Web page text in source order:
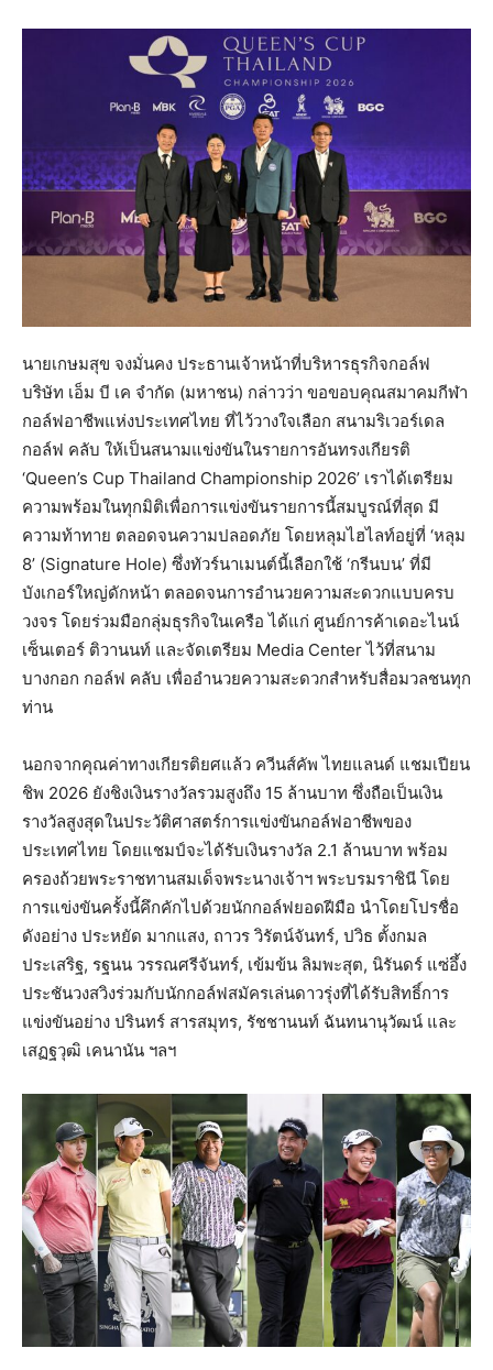
นายเกษมสุข จงมั่นคง ประธานเจ้าหน้าที่บริหารธุรกิจกอล์ฟ
บริษัท เอ็ม บี เค จำกัด (มหาชน) กล่าวว่า ขอขอบคุณสมาคมกีฬา
กอล์ฟอาชีพแห่งประเทศไทย ที่ไว้วางใจเลือก สนามริเวอร์เดล
กอล์ฟ คลับ ให้เป็นสนามแข่งขันในรายการอันทรงเกียรติ
‘Queen’s Cup Thailand Championship 2026’ เราได้เตรียม
ความพร้อมในทุกมิติเพื่อการแข่งขันรายการนี้สมบูรณ์ที่สุด มี
ความท้าทาย ตลอดจนความปลอดภัย โดยหลุมไฮไลท์อยู่ที่ ‘หลุม
8’ (Signature Hole) ซึ่งทัวร์นาเมนต์นี้เลือกใช้ ‘กรีนบน’ ที่มี
บังเกอร์ใหญ่ดักหน้า ตลอดจนการอำนวยความสะดวกแบบครบ
วงจร โดยร่วมมือกลุ่มธุรกิจในเครือ ได้แก่ ศูนย์การค้าเดอะไนน์
เซ็นเตอร์ ติวานนท์ และจัดเตรียม Media Center ไว้ที่สนาม
บางกอก กอล์ฟ คลับ เพื่ออำนวยความสะดวกสำหรับสื่อมวลชนทุก
ท่าน
นอกจากคุณค่าทางเกียรติยศแล้ว ควีนส์คัพ ไทยแลนด์ แชมเปียน
ชิพ 2026 ยังชิงเงินรางวัลรวมสูงถึง 15 ล้านบาท ซึ่งถือเป็นเงิน
รางวัลสูงสุดในประวัติศาสตร์การแข่งขันกอล์ฟอาชีพของ
ประเทศไทย โดยแชมป์จะได้รับเงินรางวัล 2.1 ล้านบาท พร้อม
ครองถ้วยพระราชทานสมเด็จพระนางเจ้าฯ พระบรมราชินี โดย
การแข่งขันครั้งนี้คึกคักไปด้วยนักกอล์ฟยอดฝีมือ นำโดยโปรชื่อ
ดังอย่าง ประหยัด มากแสง, ถาวร วิรัตน์จันทร์, ปวิธ ตั้งกมล
ประเสริฐ, รฐนน วรรณศรีจันทร์, เข้มข้น ลิมพะสุต, นิรันดร์ แซ่อึ้ง
ประชันวงสวิงร่วมกับนักกอล์ฟสมัครเล่นดาวรุ่งที่ได้รับสิทธิ์การ
แข่งขันอย่าง ปรินทร์ สารสมุทร, รัชชานนท์ ฉันทนานุวัฒน์ และ
เสฏฐวุฒิ เคนานัน ฯลฯ